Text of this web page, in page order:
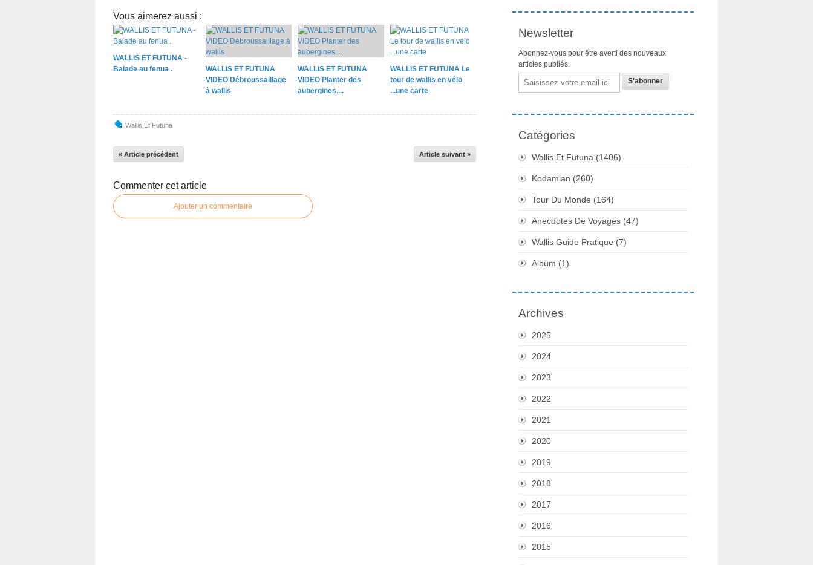
Vous aimerez aussi :
WALLIS ET FUTUNA -
Balade au fenua .
WALLIS ET FUTUNA
VIDEO Débroussaillage
à wallis
WALLIS ET FUTUNA
VIDEO Planter des
aubergines....
WALLIS ET FUTUNA Le
tour de wallis en vélo
...une carte
Wallis Et Futuna
« Article précédent Article suivant »
Commenter cet article
Ajouter un commentaire
Newsletter
Abonnez-vous pour être averti des nouveaux
articles publiés.
Email
Catégories
Wallis Et Futuna (1406)
Kodamian (260)
Tour Du Monde (164)
Anecdotes De Voyages (47)
Wallis Guide Pratique (7)
Album (1)
Archives
2025
2024
2023
2022
2021
2020
2019
2018
2017
2016
2015